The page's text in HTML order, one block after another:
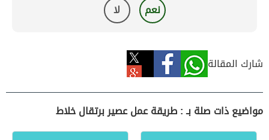
نعم لا
شارك المقالة
مواضيع ذات صلة بـ : طريقة عمل عصير برتقال خلاط